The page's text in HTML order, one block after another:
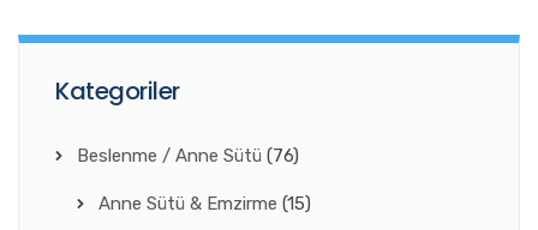
Kategoriler
Beslenme / Anne Sütü (76)
Anne Sütü & Emzirme (15)